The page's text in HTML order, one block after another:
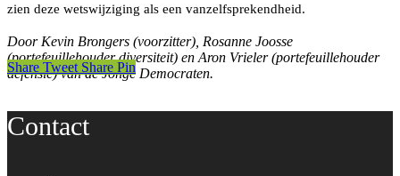
zien deze wetswijziging als een vanzelfsprekendheid.
Door Kevin Brongers (voorzitter), Rosanne Joosse
(portefeuillehouder diversiteit) en Aron Vrieler (portefeuillehouder
defensie) van de Jonge Democraten.
Share Tweet Share Pin
Contact